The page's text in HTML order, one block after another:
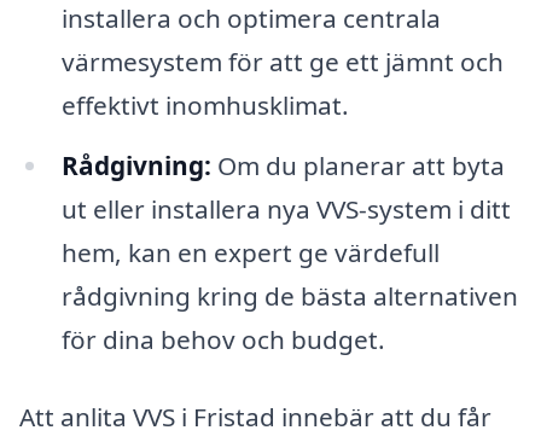
installera och optimera centrala
värmesystem för att ge ett jämnt och
effektivt inomhusklimat.
Rådgivning: Om du planerar att byta
ut eller installera nya VVS-system i ditt
hem, kan en expert ge värdefull
rådgivning kring de bästa alternativen
för dina behov och budget.
Att anlita VVS i Fristad innebär att du får